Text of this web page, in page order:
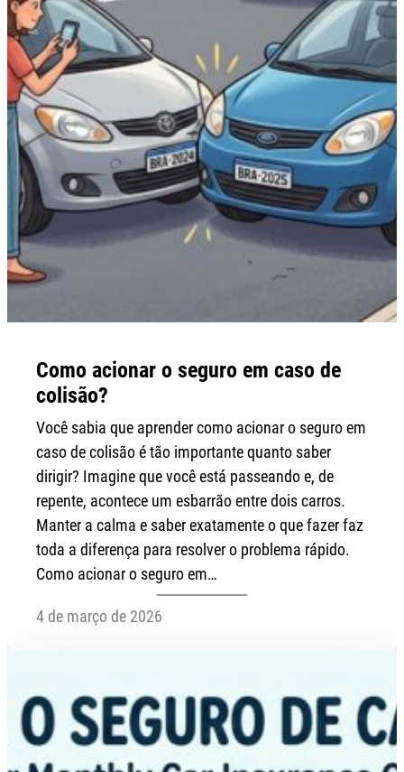
Como acionar o seguro em caso de
colisão?
Você sabia que aprender como acionar o seguro em
caso de colisão é tão importante quanto saber
dirigir? Imagine que você está passeando e, de
repente, acontece um esbarrão entre dois carros.
Manter a calma e saber exatamente o que fazer faz
toda a diferença para resolver o problema rápido.
Como acionar o seguro em…
4 de março de 2026